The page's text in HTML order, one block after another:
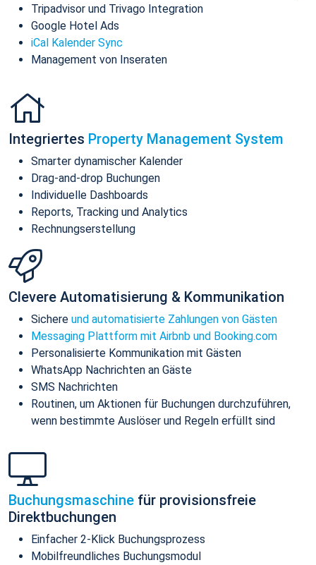
Tripadvisor und Trivago Integration
Google Hotel Ads
iCal Kalender Sync
Management von Inseraten
Integriertes Property Management System
Smarter dynamischer Kalender
Drag-and-drop Buchungen
Individuelle Dashboards
Reports, Tracking und Analytics
Rechnungserstellung
Clevere Automatisierung & Kommunikation
Sichere und automatisierte Zahlungen von Gästen
Messaging Plattform mit Airbnb und Booking.com
Personalisierte Kommunikation mit Gästen
WhatsApp Nachrichten an Gäste
SMS Nachrichten
Routinen, um Aktionen für Buchungen durchzuführen,
wenn bestimmte Auslöser und Regeln erfüllt sind
Buchungsmaschine für provisionsfreie
Direktbuchungen
Einfacher 2-Klick Buchungsprozess
Mobilfreundliches Buchungsmodul